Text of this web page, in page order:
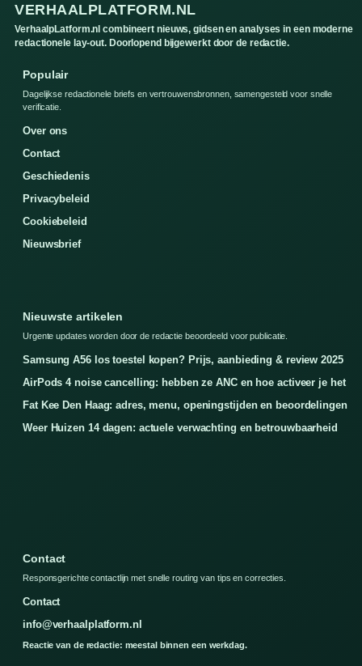
VERHAALPLATFORM.NL
VerhaalpLatform.nl combineert nieuws, gidsen en analyses in een moderne
redactionele lay-out. Doorlopend bijgewerkt door de redactie.
Populair
Dagelijkse redactionele briefs en vertrouwensbronnen, samengesteld voor snelle
verificatie.
Over ons
Contact
Geschiedenis
Privacybeleid
Cookiebeleid
Nieuwsbrief
Nieuwste artikelen
Urgente updates worden door de redactie beoordeeld voor publicatie.
Samsung A56 los toestel kopen? Prijs, aanbieding & review 2025
AirPods 4 noise cancelling: hebben ze ANC en hoe activeer je het
Fat Kee Den Haag: adres, menu, openingstijden en beoordelingen
Weer Huizen 14 dagen: actuele verwachting en betrouwbaarheid
Contact
Responsgerichte contactlijn met snelle routing van tips en correcties.
Contact
info@verhaalplatform.nl
Reactie van de redactie: meestal binnen een werkdag.